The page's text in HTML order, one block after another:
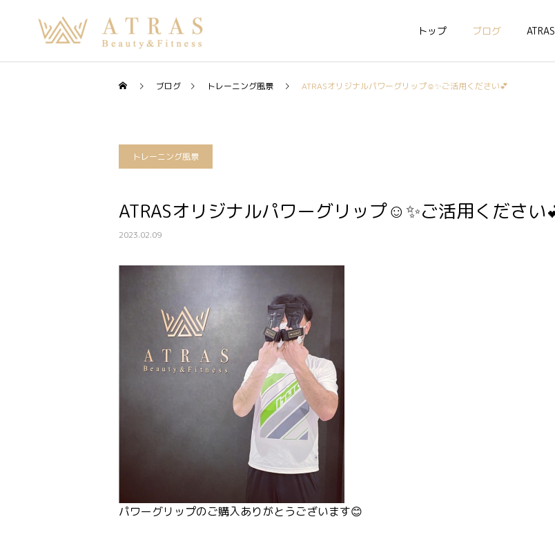
トップ ブログ
ブログ トレーニング風景 ATRASオリジナルパワーグリップ☺️✨ご活用ください💕
トレーニング風景
ATRASオリジナルパワーグリップ☺️✨ご活用ください
2023.02.09
パワーグリップのご購入ありがとうございます😊